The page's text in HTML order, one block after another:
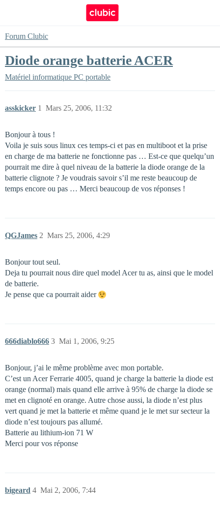
Forum Clubic
Diode orange batterie ACER
Matériel informatique PC portable
asskicker Mars 25, 2006, 11:32
1
Bonjour à tous !
Voila je suis sous linux ces temps-ci et pas en multiboot et la prise
en charge de ma batterie ne fonctionne pas … Est-ce que quelqu’un
pourrait me dire à quel niveau de la batterie la diode orange de la
batterie clignote ? Je voudrais savoir s’il me reste beaucoup de
temps encore ou pas … Merci beaucoup de vos réponses !
QGJames Mars 25, 2006, 4:29
2
Bonjour tout seul.
Deja tu pourrait nous dire quel model Acer tu as, ainsi que le model
de batterie.
Je pense que ca pourrait aider
666diablo666 Mai 1, 2006, 9:25
3
Bonjour, j’ai le même problème avec mon portable.
C’est un Acer Ferrarie 4005, quand je charge la batterie la diode est
orange (normal) mais quand elle arrive à 95% de charge la diode se
met en clignoté en orange. Autre chose aussi, la diode n’est plus
vert quand je met la batterie et même quand je le met sur secteur la
diode n’est toujours pas allumé.
Batterie au lithium-ion 71 W
Merci pour vos réponse
bigeard Mai 2, 2006, 7:44
4